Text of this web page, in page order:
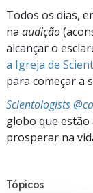
Todos os dias,
na audição
alcançar o
a Igreja de
para começar a
Scientologists
globo que estão
prosperar na
Tópicos